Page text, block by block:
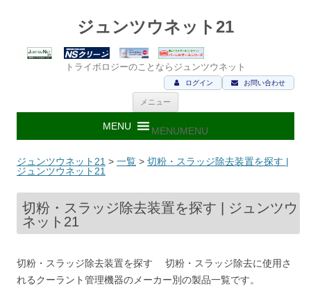
ジュンツウネット21
トライボロジーのことならジュンツウネット
お問い合わせ
ログイン
メニュー
ン
ツ
キ
MENUMENU
ジュンツウネット21 > 一覧 > 切粉・スラッジ除去装置を探す |
ジュンツウネット21
切粉・スラッジ除去装置を探す | ジュンツウ
ネット21
切粉・スラッジ除去装置を探す 切粉・スラッジ除去に使用さ
れるクーラント管理機器のメーカー別の製品一覧です。